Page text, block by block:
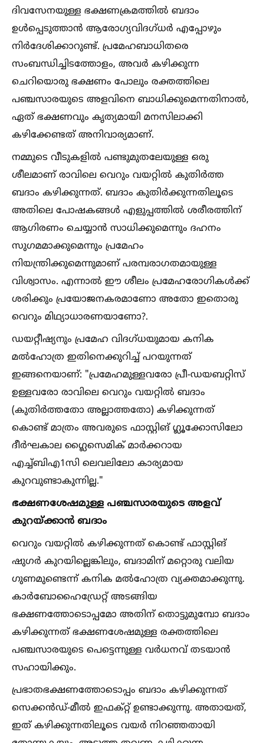
ദിവസേനയുള്ള ഭക്ഷണക്രമത്തില്‍ ബദാം
ഉള്‍പ്പെടുത്താൻ ആരോഗ്യവിദഗ്ധർ എപ്പോഴും
നിർദേശിക്കാറുണ്ട്. പ്രമേഹബാധിതരെ
സംബന്ധിച്ചിടത്തോളം, അവർ കഴിക്കുന്ന
ചെറിയൊരു ഭക്ഷണം പോലും രക്തത്തിലെ
പഞ്ചസാരയുടെ അളവിനെ ബാധിക്കുമെന്നതിനാല്‍,
ഏത് ഭക്ഷണവും കൃത്യമായി മനസിലാക്കി
കഴിക്കേണ്ടത് അനിവാര്യമാണ്.
നമ്മുടെ വീടുകളില്‍ പണ്ടുമുതലേയുള്ള ഒരു
ശീലമാണ് രാവിലെ വെറും വയറ്റില്‍ കുതിർത്ത
ബദാം കഴിക്കുന്നത്. ബദാം കുതിർക്കുന്നതിലൂടെ
അതിലെ പോഷകങ്ങള്‍ എളുപ്പത്തില്‍ ശരീരത്തിന്
ആഗിരണം ചെയ്യാൻ സാധിക്കുമെന്നും ദഹനം
സുഗമമാക്കുമെന്നും പ്രമേഹം
നിയന്ത്രിക്കുമെന്നുമാണ് പരമ്പരാഗതമായുള്ള
വിശ്വാസം. എന്നാല്‍ ഈ ശീലം പ്രമേഹരോഗികള്‍ക്ക്
ശരിക്കും പ്രയോജനകരമാണോ അതോ ഇതൊരു
വെറും മിഥ്യാധാരണയാണോ?.
ഡയറ്റീഷ്യനും പ്രമേഹ വിദഗ്ധയുമായ കനിക
മല്‍ഹോത്ര ഇതിനെക്കുറിച്ച്‌ പറയുന്നത്
ഇങ്ങനെയാണ്: "പ്രമേഹമുള്ളവരോ പ്രീ-ഡയബറ്റിസ്
ഉള്ളവരോ രാവിലെ വെറും വയറ്റില്‍ ബദാം
(കുതിർത്തതോ അല്ലാത്തതോ) കഴിക്കുന്നത്
കൊണ്ട് മാത്രം അവരുടെ ഫാസ്റ്റിങ് ഗ്ലൂക്കോസിലോ
ദീർഘകാല ഗ്ലൈസെമിക് മാർക്കറായ
എച്ച്‌ബിഎ1സി ലെവലിലോ കാര്യമായ
കുറവുണ്ടാകുന്നില്ല."
ഭക്ഷണശേഷമുള്ള പഞ്ചസാരയുടെ അളവ്
കുറയ്ക്കാൻ ബദാം
വെറും വയറ്റില്‍ കഴിക്കുന്നത് കൊണ്ട് ഫാസ്റ്റിങ്
ഷുഗർ കുറയില്ലെങ്കിലും, ബദാമിന് മറ്റൊരു വലിയ
ഗുണമുണ്ടെന്ന് കനിക മല്‍ഹോത്ര വ്യക്തമാക്കുന്നു.
കാർബോഹൈഡ്രേറ്റ് അടങ്ങിയ
ഭക്ഷണത്തോടൊപ്പമോ അതിന് തൊട്ടുമുമ്പോ ബദാം
കഴിക്കുന്നത് ഭക്ഷണശേഷമുള്ള രക്തത്തിലെ
പഞ്ചസാരയുടെ പെട്ടെന്നുള്ള വർധനവ് തടയാൻ
സഹായിക്കും.
പ്രഭാതഭക്ഷണത്തോടൊപ്പം ബദാം കഴിക്കുന്നത്
സെക്കൻഡ്-മീല്‍ ഇഫക്റ്റ് ഉണ്ടാക്കുന്നു. അതായത്,
ഇത് കഴിക്കുന്നതിലൂടെ വയർ നിറഞ്ഞതായി